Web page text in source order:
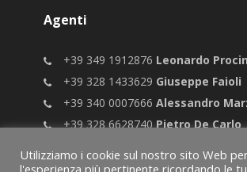
Agenti
+39 349 1912876 Leonardo
+39 328 1433629 Giuseppe Faioli
+39 340 0007666Alessandro
+39 328 6628740 Pietro De Carlo
Utilizziamo i cookie sul nostro sito Web
l'esperienza più pertinente ricordando le